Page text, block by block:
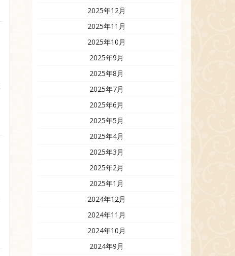
2025年12月
2025年11月
2025年10月
2025年9月
2025年8月
2025年7月
2025年6月
2025年5月
2025年4月
2025年3月
2025年2月
2025年1月
2024年12月
2024年11月
2024年10月
2024年9月